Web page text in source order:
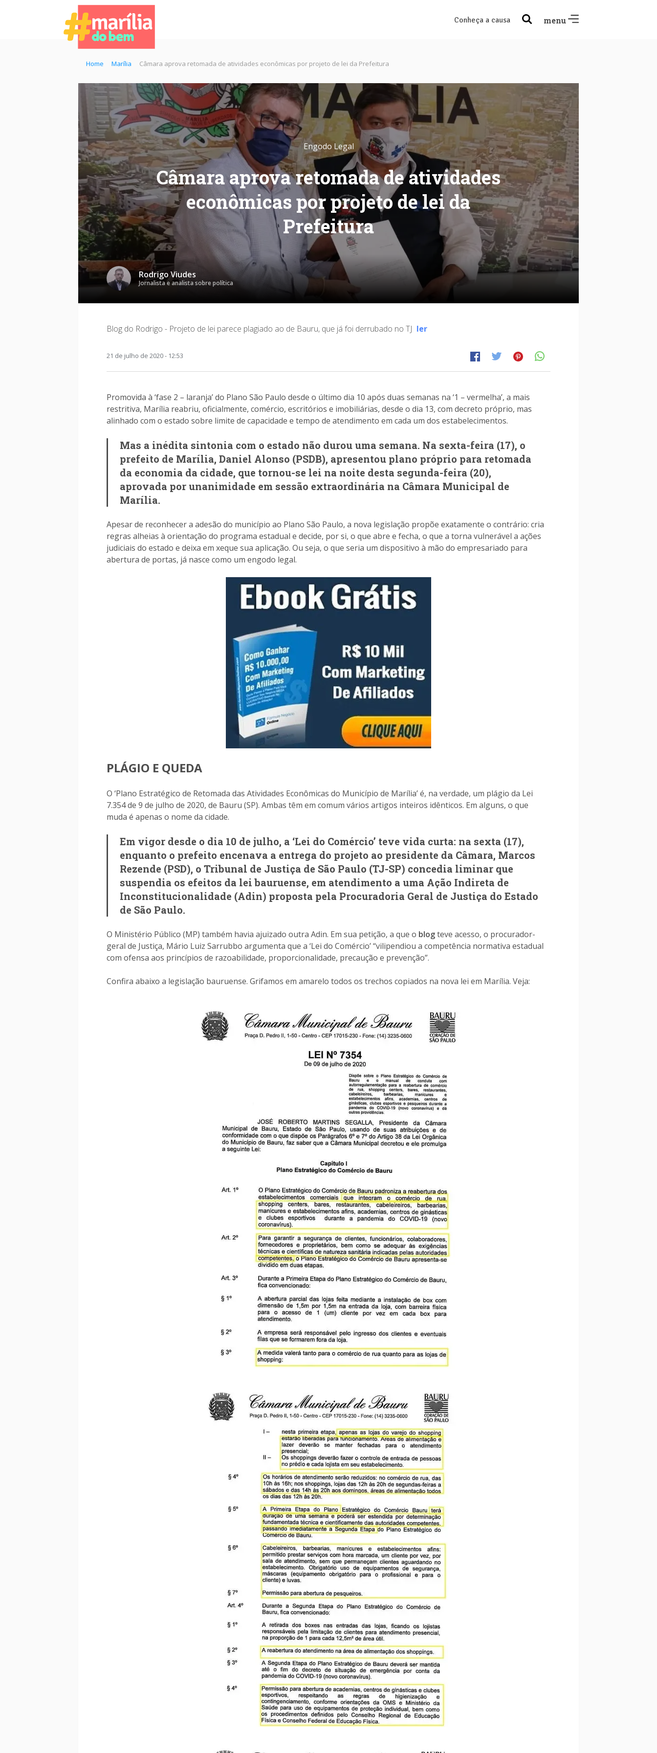
Conheça a causa menu
Home Marília Câmara aprova retomada de atividades econômicas por projeto de lei da Prefeitura
Engodo Legal
Câmara aprova retomada de atividades
econômicas por projeto de lei da
Prefeitura
Rodrigo Viudes
Jornalista e analista sobre política
Blog do Rodrigo - Projeto de lei parece plagiado ao de Bauru, que já foi derrubado no TJ ler
21 de julho de 2020 - 12:53
Promovida à ‘fase 2 – laranja’ do Plano São Paulo desde o último dia 10 após duas semanas na ‘1 – vermelha’, a mais
restritiva, Marília reabriu, oficialmente, comércio, escritórios e imobiliárias, desde o dia 13, com decreto próprio, mas
alinhado com o estado sobre limite de capacidade e tempo de atendimento em cada um dos estabelecimentos.
Mas a inédita sintonia com o estado não durou uma semana. Na sexta-feira (17), o
prefeito de Marília, Daniel Alonso (PSDB), apresentou plano próprio para retomada
da economia da cidade, que tornou-se lei na noite desta segunda-feira (20),
aprovada por unanimidade em sessão extraordinária na Câmara Municipal de
Marília.
Apesar de reconhecer a adesão do município ao Plano São Paulo, a nova legislação propõe exatamente o contrário: cria
regras alheias à orientação do programa estadual e decide, por si, o que abre e fecha, o que a torna vulnerável a ações
judiciais do estado e deixa em xeque sua aplicação. Ou seja, o que seria um dispositivo à mão do empresariado para
abertura de portas, já nasce como um engodo legal.
PLÁGIO E QUEDA
O ‘Plano Estratégico de Retomada das Atividades Econômicas do Município de Marília’ é, na verdade, um plágio da Lei
7.354 de 9 de julho de 2020, de Bauru (SP). Ambas têm em comum vários artigos inteiros idênticos. Em alguns, o que
muda é apenas o nome da cidade.
Em vigor desde o dia 10 de julho, a ‘Lei do Comércio’ teve vida curta: na sexta (17),
enquanto o prefeito encenava a entrega do projeto ao presidente da Câmara, Marcos
Rezende (PSD), o Tribunal de Justiça de São Paulo (TJ-SP) concedia liminar que
suspendia os efeitos da lei bauruense, em atendimento a uma Ação Indireta de
Inconstitucionalidade (Adin) proposta pela Procuradoria Geral de Justiça do Estado
de São Paulo.
O Ministério Público (MP) também havia ajuizado outra Adin. Em sua petição, a que o blogteve acesso, o procurador-
geral de Justiça, Mário Luiz Sarrubbo argumenta que a ‘Lei do Comércio’ “vilipendiou a competência normativa estadual
com ofensa aos princípios de razoabilidade, proporcionalidade, precaução e prevenção”.
Confira abaixo a legislação bauruense. Grifamos em amarelo todos os trechos copiados na nova lei em Marília. Veja: